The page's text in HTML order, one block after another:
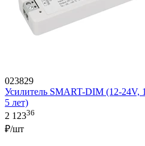
023829
Усилитель SMART-DIM (12-24V,
5 лет)
2 12336
₽/шт